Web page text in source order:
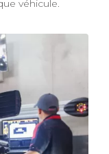
véhicule.